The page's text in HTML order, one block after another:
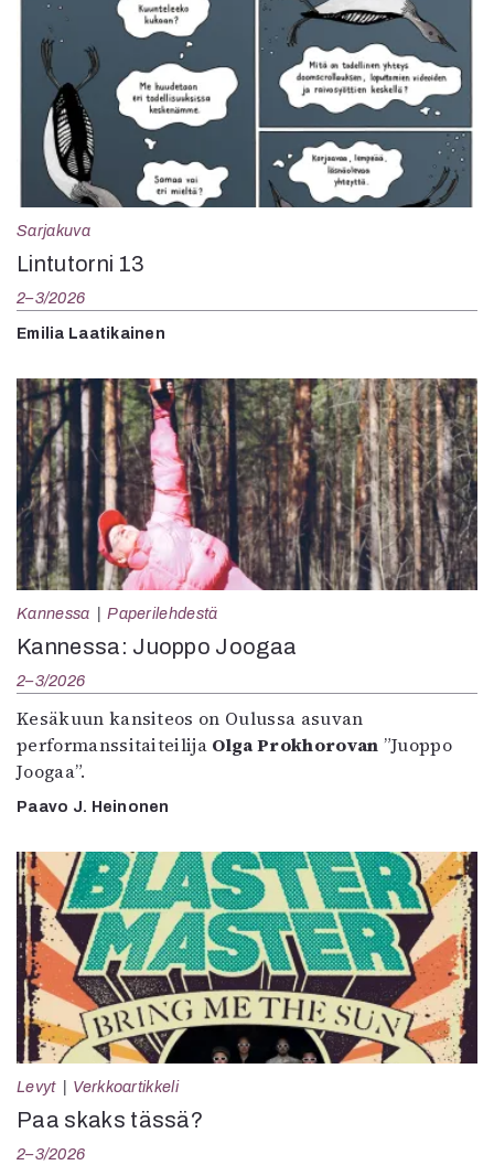
Sarjakuva
Lintutorni 13
2–3/2026
Emilia Laatikainen
Kannessa Paperilehdestä
Kannessa: Juoppo Joogaa
2–3/2026
Kesäkuun kansiteos on Oulussa asuvan
performanssitaiteilija Olga Prokhorovan ”Juoppo
Joogaa”.
Paavo J. Heinonen
Levyt Verkkoartikkeli
Paa skaks tässä?
2–3/2026